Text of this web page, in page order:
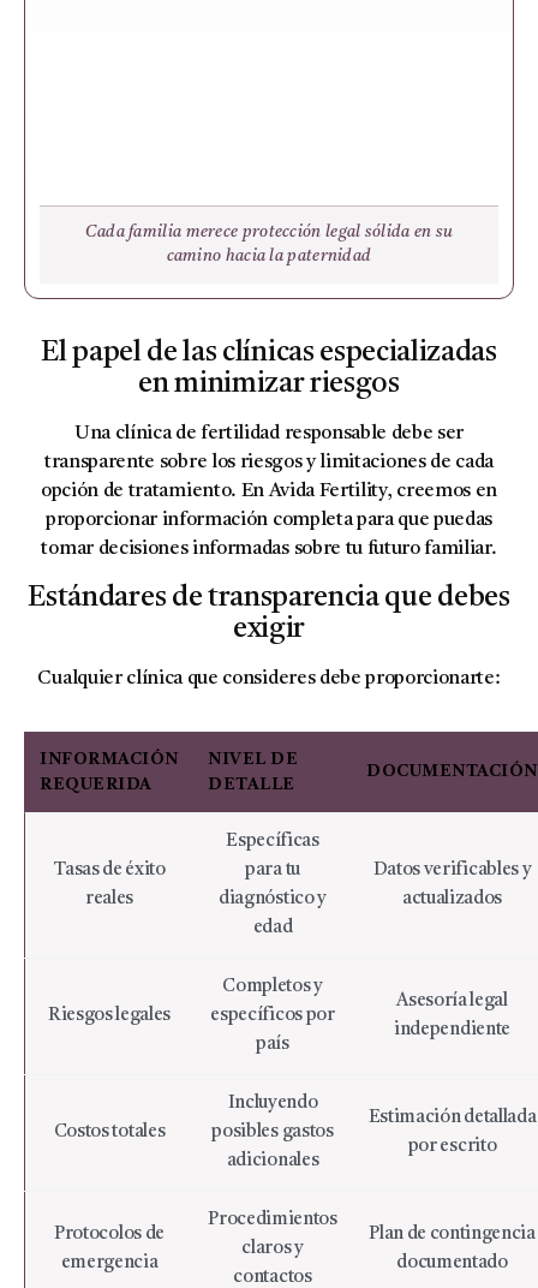
Cada familia merece protección legal sólida en su
camino hacia la paternidad
El papel de las clínicas especializadas
en minimizar riesgos
Una clínica de fertilidad responsable debe ser
transparente sobre los riesgos y limitaciones de cada
opción de tratamiento. En Avida Fertility, creemos en
proporcionar información completa para que puedas
tomar decisiones informadas sobre tu futuro familiar.
Estándares de transparencia que debes
exigir
Cualquier clínica que consideres debe proporcionarte:
INFORMACIÓN
REQUERIDA
NIVEL DE
DETALLE
DOCUMENTACIÓN
Tasas de éxito
reales
Específicas
para tu
diagnóstico y
edad
Datos verificables y
actualizados
Riesgos legales
Completos y
específicos por
país
Asesoría legal
independiente
Costos totales
Incluyendo
posibles gastos
adicionales
Estimación detallada
por escrito
Protocolos de
emergencia
Procedimientos
claros y
contactos
Plan de contingencia
documentado